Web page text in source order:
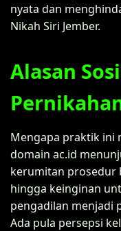
nyata dan
Nikah Siri Jember.
Alasan
Mengapa praktik ini
domain ac.id
kerumitan prosedur
hingga keinginan
pengadilan menjadi
Ada pula persepsi